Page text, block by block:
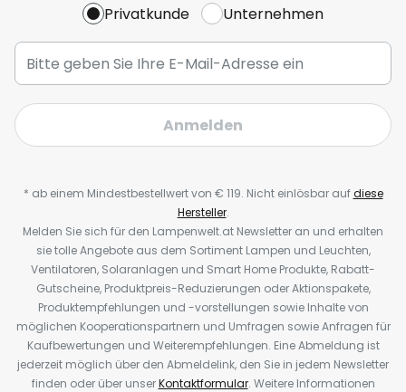
Privatkunde Unternehmen
Anmelden
* ab einem Mindestbestellwert von € 119. Nicht einlösbar aufdiese
Hersteller.
Melden Sie sich für den Lampenwelt.at Newsletter an und erhalten
sie tolle Angebote aus dem Sortiment Lampen und Leuchten,
Ventilatoren, Solaranlagen und Smart Home Produkte, Rabatt-
Gutscheine, Produktpreis-Reduzierungen oder Aktionspakete,
Produktempfehlungen und -vorstellungen sowie Inhalte von
möglichen Kooperationspartnern und Umfragen sowie Anfragen für
Kaufbewertungen und Weiterempfehlungen. Eine Abmeldung ist
jederzeit möglich über den Abmeldelink, den Sie in jedem Newsletter
finden oder über unserKontaktformular. Weitere Informationen